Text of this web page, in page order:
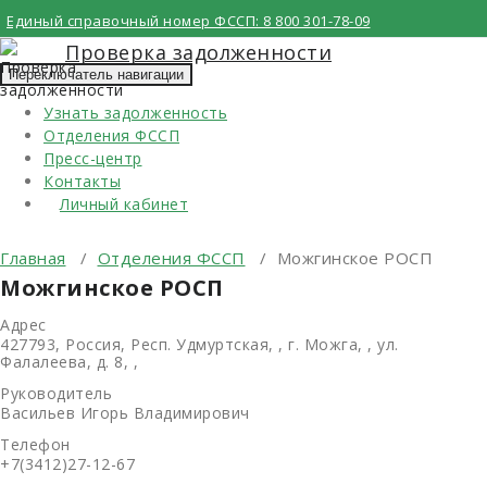
Перейти
к
содержимому
Единый справочный номер ФССП: 8 800 301-78-09
Проверка задолженности
Переключатель навигации
Узнать задолженность
Отделения ФССП
Пресс-центр
Контакты
Личный кабинет
Главная / Отделения ФССП / Можгинское РОСП
Можгинское РОСП
Адрес
427793, Россия, Респ. Удмуртская, , г. Можга, , ул.
Фалалеева, д. 8, ,
Руководитель
Васильев Игорь Владимирович
Телефон
+7(3412)27-12-67